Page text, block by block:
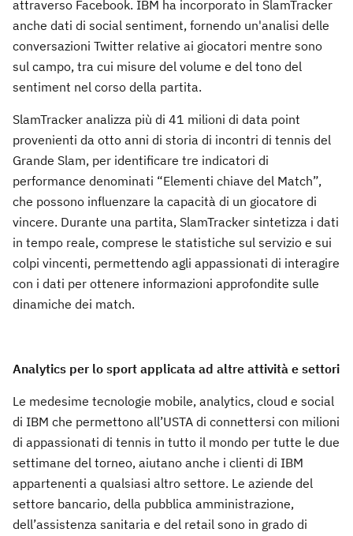
attraverso Facebook. IBM ha incorporato in SlamTracker
anche dati di social sentiment, fornendo un'analisi delle
conversazioni Twitter relative ai giocatori mentre sono
sul campo, tra cui misure del volume e del tono del
sentiment nel corso della partita.
SlamTracker analizza più di 41 milioni di data point
provenienti da otto anni di storia di incontri di tennis del
Grande Slam, per identificare tre indicatori di
performance denominati “Elementi chiave del Match”,
che possono influenzare la capacità di un giocatore di
vincere. Durante una partita, SlamTracker sintetizza i dati
in tempo reale, comprese le statistiche sul servizio e sui
colpi vincenti, permettendo agli appassionati di interagire
con i dati per ottenere informazioni approfondite sulle
dinamiche dei match.
Analytics per lo sport applicata ad altre attività e settori
Le medesime tecnologie mobile, analytics, cloud e social
di IBM che permettono all’USTA di connettersi con milioni
di appassionati di tennis in tutto il mondo per tutte le due
settimane del torneo, aiutano anche i clienti di IBM
appartenenti a qualsiasi altro settore. Le aziende del
settore bancario, della pubblica amministrazione,
dell’assistenza sanitaria e del retail sono in grado di